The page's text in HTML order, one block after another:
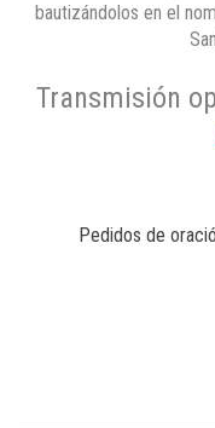
bautizándolos en el
Transmisión
Pedidos de